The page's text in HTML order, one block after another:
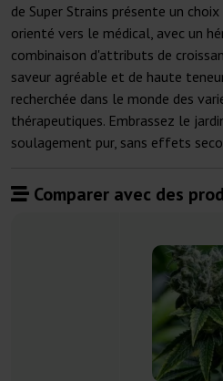
de Super Strains présente un
orienté vers le médical, avec un
combinaison d'attributs de
saveur agréable et de haute
recherchée dans le monde des
thérapeutiques. Embrassez le
soulagement pur, sans effets
Comparer avec des